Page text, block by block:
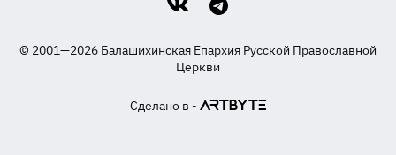
© 2001—2026 Балашихинская Епархия Русской Православной
Церкви
Сделано в -